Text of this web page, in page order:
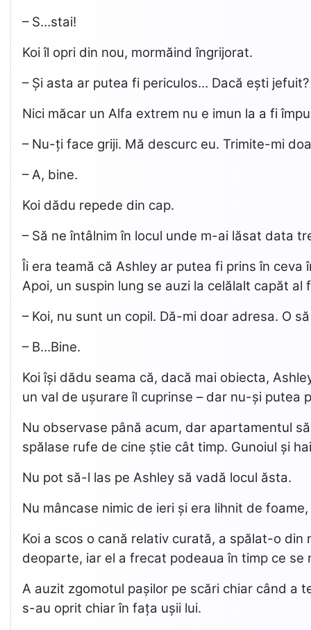
– S…stai!
Koi îl opri din nou, mormăind îngrijorat.
– Și asta ar putea fi periculos… Dacă ești
Nici măcar un Alfa extrem nu e imun la a fi
– Nu-ți face griji. Mă descurc eu. Trimite-mi
– A, bine.
Koi dădu repede din cap.
– Să ne întâlnim în locul unde m-ai lăsat data
Îi era teamă că Ashley ar putea fi prins în
Apoi, un suspin lung se auzi la celălalt capăt al
– Koi, nu sunt un copil. Dă-mi doar adresa. O
– B…Bine.
Koi își dădu seama că, dacă mai obiecta,
un val de ușurare îl cuprinse – dar nu-și putea
Nu observase până acum, dar apartamentul
spălase rufe de cine știe cât timp. Gunoiul și
Nu pot să-l las pe Ashley să vadă locul ăsta.
Nu mâncase nimic de ieri și era lihnit de
Koi a scos o cană relativ curată, a spălat-o
deoparte, iar el a frecat podeaua în timp ce se
A auzit zgomotul pașilor pe scări chiar când a
s-au oprit chiar în fața ușii lui.